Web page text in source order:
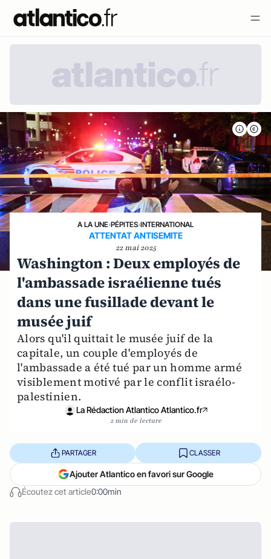
A LA UNE›PÉPITES›INTERNATIONAL
ATTENTAT ANTISEMITE
22 mai 2025
Washington : Deux employés de
l'ambassade israélienne tués
dans une fusillade devant le
musée juif
Alors qu'il quittait le musée juif de la
capitale, un couple d'employés de
l'ambassade a été tué par un homme armé
visiblement motivé par le conflit israélo-
palestinien.
La Rédaction Atlantico Atlantico.fr
2 min de lecture
Écoutez cet article0:00min
PARTAGER CLASSER
Ajouter Atlantico en favori sur Google